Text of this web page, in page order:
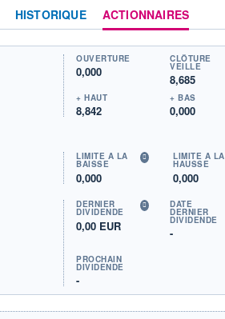
HISTORIQUE ACTIONNAIRES
OUVERTURE
0,000
CLÔTURE
VEILLE
8,685
+ HAUT
8,842
+ BAS
0,000
LIMITE À LA
BAISSE
0,000
LIMITE À LA
HAUSSE
0,000
DERNIER
DIVIDENDE
0,00 EUR
DATE
DERNIER
DIVIDENDE
-
PROCHAIN
DIVIDENDE
-